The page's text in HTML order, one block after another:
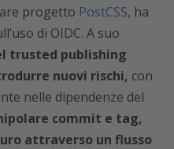
progetto PostCSS, ha
di OIDC. A suo
trusted publishing
nuovi rischi, con
nelle dipendenze del
commit e tag,
attraverso un flusso